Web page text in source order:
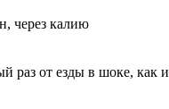
через калию
от езды в шоке, как